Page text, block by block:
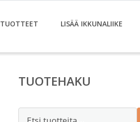
TUOTTEET LISÄÄ IKKUNALIIKE
TUOTEHAKU